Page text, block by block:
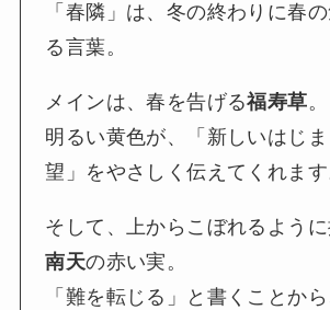
「春隣」は、冬の終わりに春
る言葉。
メインは、春を告げる福寿草。
明るい黄色が、「新しいはじ
望」をやさしく伝えてくれます
そして、上からこぼれるよう
南天の赤い実。
「難を転じる」と書くことか